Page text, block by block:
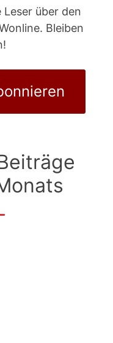
über den
Bleiben